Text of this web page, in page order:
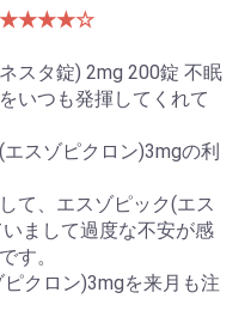
★★★★☆
スタ錠) 2mg 200錠 不眠
いつも発揮してくれて
スゾピクロン)3mgの利
て、エスゾピック(エス
まして過度な不安が感
す。
クロン)3mgを来月も注